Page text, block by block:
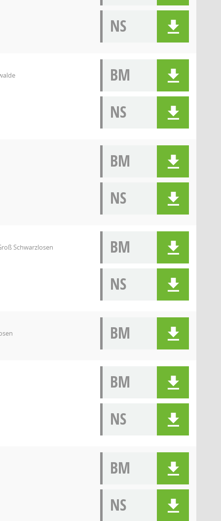
NS
BM
NS
BM
NS
Schwarzlosen
BM
NS
BM
BM
NS
BM
NS